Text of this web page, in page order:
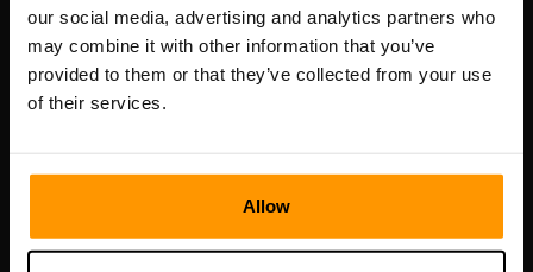
our social media, advertising and analytics partners who
may combine it with other information that you’ve
provided to them or that they’ve collected from your use
of their services.
Allow
Scalable Hosting Solutions OÜ
Tescil kodu: 14652605
KDV numarası: EE102133820